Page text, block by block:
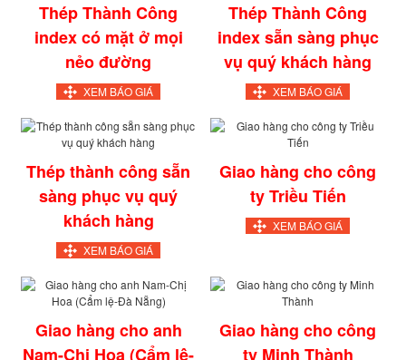
Thép Thành Công
index có mặt ở mọi
nẻo đường
XEM BÁO GIÁ
Thép Thành Công
index sẵn sàng phục
vụ quý khách hàng
XEM BÁO GIÁ
Thép thành công sẵn
sàng phục vụ quý
khách hàng
XEM BÁO GIÁ
Giao hàng cho công
ty Triều Tiến
XEM BÁO GIÁ
Giao hàng cho anh
Nam-Chị Hoa (Cẩm lệ-
Giao hàng cho công
ty Minh Thành